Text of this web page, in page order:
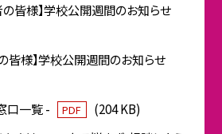
の皆様】学校公開週間のお知らせ
皆様】学校公開週間のお知らせ
口一覧 -
PDF
(204 KB)